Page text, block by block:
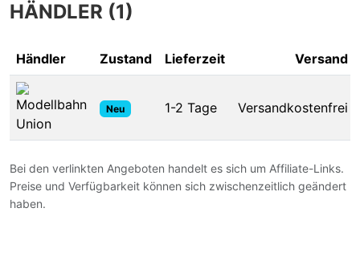
HÄNDLER (1)
Händler Zustand Lieferzeit Versand
Neu 1-2 Tage Versandkostenfrei
Bei den verlinkten Angeboten handelt es sich um Affiliate-Links.
Preise und Verfügbarkeit können sich zwischenzeitlich geändert
haben.